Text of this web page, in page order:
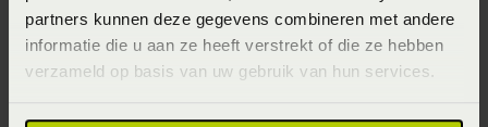
partners kunnen deze gegevens combineren met andere
informatie die u aan ze heeft verstrekt of die ze hebben
verzameld op basis van uw gebruik van hun services.
Afwerking
Elastiek rondom
Wasinstructie